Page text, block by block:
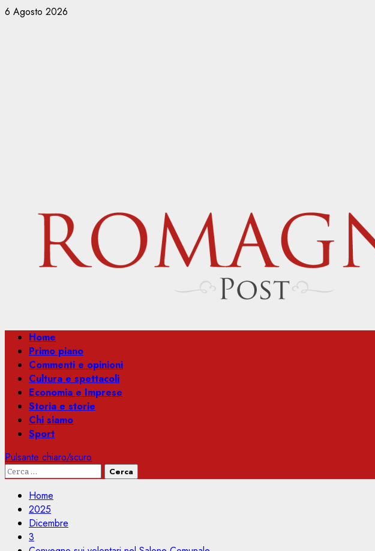
Vai
6 Agosto 2026
Menu
principale
Home
Primo piano
Commenti e opinioni
Cultura e spettacoli
Economia e Imprese
Storia e storie
Chi siamo
Sport
Pulsante chiaro/scuro
Ricerca
Home
2025
Dicembre
3